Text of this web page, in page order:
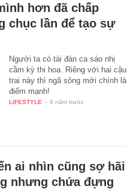
hơn đã chấp
chục lần để tạo sự
Người ta có tài đàn ca sáo nhị
cầm kỳ thi hoạ. Riêng với hai cậu
trai này thì ngã sông mới chính là
điểm mạnh!
LIFESTYLE - 6 năm trước
ai nhìn cũng sợ hãi
nhưng chứa đựng